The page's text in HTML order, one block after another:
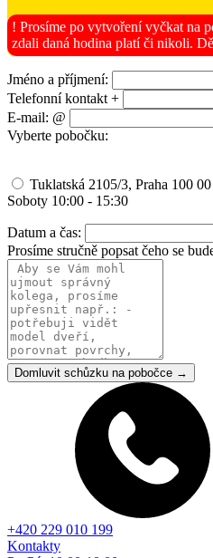
! Prosíme po vytvoření vyčkat na
zdali daná hodina platí či nikoli.
Jméno a příjmení:
Telefonní kontakt +
E-mail: @
Vyberte pobočku:
Tuklatská 2105/3, Praha 100
Soboty 10:00 - 15:30
Datum a čas:
Prosíme stručně popsat čeho se
Domluvit schůzku na pobočce →
+420 229 010 199
Kontakty